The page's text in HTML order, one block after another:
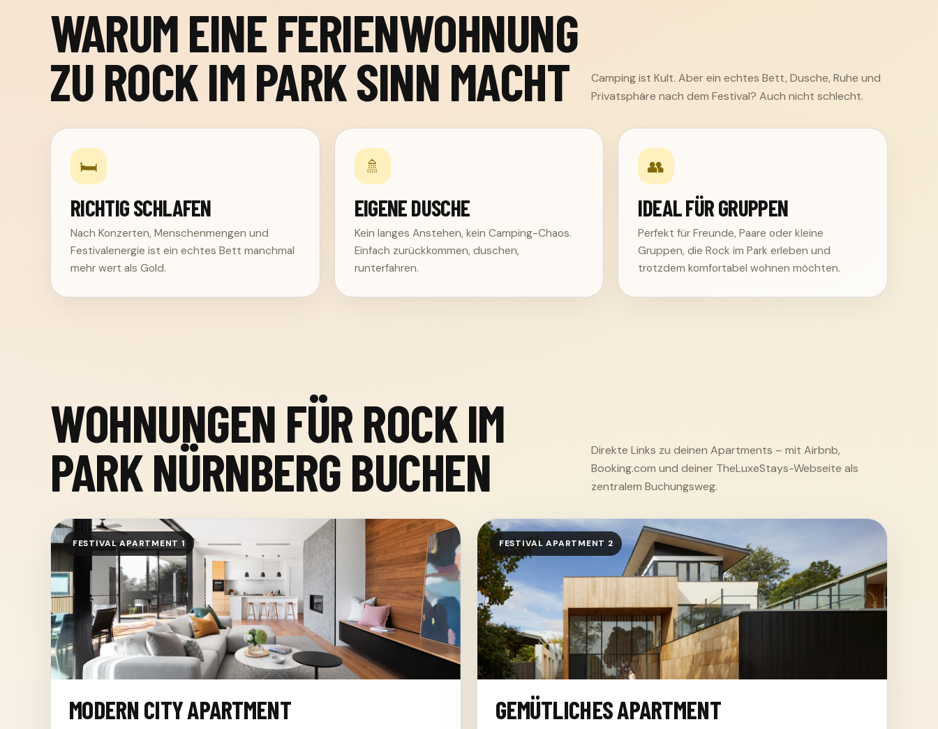
WARUM EINE FERIENWOHNUNG
ZU ROCK IM PARK SINN MACHT
Camping ist Kult. Aber ein echtes Bett, Dusche, Ruhe und
Privatsphäre nach dem Festival? Auch nicht schlecht.
🛏️
RICHTIG SCHLAFEN
Nach Konzerten, Menschenmengen und
Festivalenergie ist ein echtes Bett manchmal
mehr wert als Gold.
🚿
EIGENE DUSCHE
Kein langes Anstehen, kein Camping-Chaos.
Einfach zurückkommen, duschen,
runterfahren.
👥
IDEAL FÜR GRUPPEN
Perfekt für Freunde, Paare oder kleine
Gruppen, die Rock im Park erleben und
trotzdem komfortabel wohnen möchten.
WOHNUNGEN FÜR ROCK IM
PARK NÜRNBERG BUCHEN
Direkte Links zu deinen Apartments – mit Airbnb,
Booking.com und deiner TheLuxeStays-Webseite als
zentralem Buchungsweg.
FESTIVAL APARTMENT 1
MODERN CITY APARTMENT
FESTIVAL APARTMENT 2
GEMÜTLICHES APARTMENT